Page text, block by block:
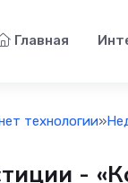
Главная
технологии»
-